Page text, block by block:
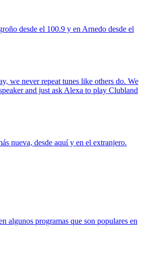
desde el 100.9 y en Arnedo desde el
we never repeat tunes like others do. We
and just ask Alexa to play Clubland
nueva, desde aquí y en el extranjero.
algunos programas que son populares en